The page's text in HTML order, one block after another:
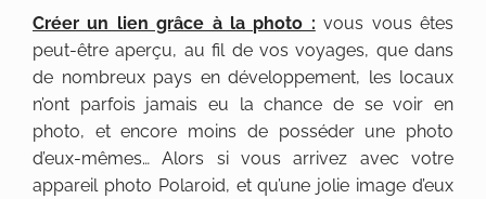
Créer un lien grâce à la photo : vous vous êtes
peut-être aperçu, au fil de vos voyages, que dans
de nombreux pays en développement, les locaux
n’ont parfois jamais eu la chance de se voir en
photo, et encore moins de posséder une photo
d’eux-mêmes… Alors si vous arrivez avec votre
appareil photo Polaroid, et qu’une jolie image d’eux